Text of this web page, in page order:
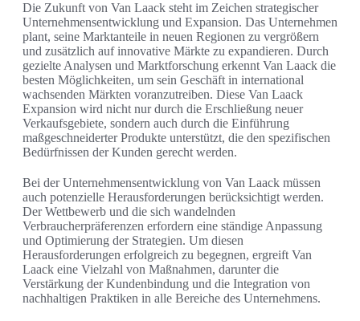
Die Zukunft von Van Laack steht im Zeichen strategischer
Unternehmensentwicklung und Expansion. Das Unternehmen
plant, seine Marktanteile in neuen Regionen zu vergrößern
und zusätzlich auf innovative Märkte zu expandieren. Durch
gezielte Analysen und Marktforschung erkennt Van Laack die
besten Möglichkeiten, um sein Geschäft in international
wachsenden Märkten voranzutreiben. Diese Van Laack
Expansion wird nicht nur durch die Erschließung neuer
Verkaufsgebiete, sondern auch durch die Einführung
maßgeschneiderter Produkte unterstützt, die den spezifischen
Bedürfnissen der Kunden gerecht werden.
Bei der Unternehmensentwicklung von Van Laack müssen
auch potenzielle Herausforderungen berücksichtigt werden.
Der Wettbewerb und die sich wandelnden
Verbraucherpräferenzen erfordern eine ständige Anpassung
und Optimierung der Strategien. Um diesen
Herausforderungen erfolgreich zu begegnen, ergreift Van
Laack eine Vielzahl von Maßnahmen, darunter die
Verstärkung der Kundenbindung und die Integration von
nachhaltigen Praktiken in alle Bereiche des Unternehmens.